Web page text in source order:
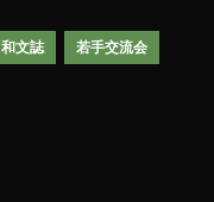
和文誌 若手交流会